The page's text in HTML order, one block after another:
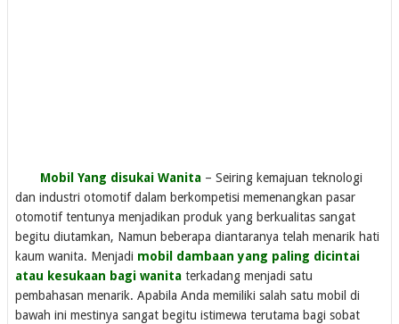
Mobil Yang disukai Wanita – Seiring kemajuan teknologi
dan industri otomotif dalam berkompetisi memenangkan pasar
otomotif tentunya menjadikan produk yang berkualitas sangat
begitu diutamkan, Namun beberapa diantaranya telah menarik hati
kaum wanita. Menjadi mobil dambaan yang paling dicintai
atau kesukaan bagi wanita terkadang menjadi satu
pembahasan menarik. Apabila Anda memiliki salah satu mobil di
bawah ini mestinya sangat begitu istimewa terutama bagi sobat